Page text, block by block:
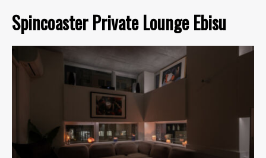
Spincoaster Private Lounge Ebisu